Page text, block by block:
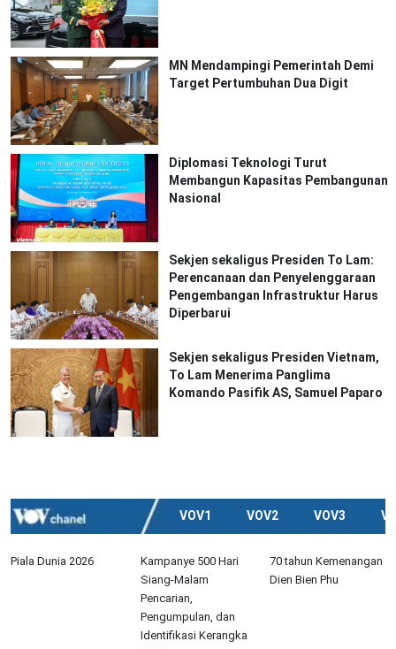
MN Mendampingi Pemerintah Demi
Target Pertumbuhan Dua Digit
Diplomasi Teknologi Turut
Membangun Kapasitas Pembangunan
Nasional
Sekjen sekaligus Presiden To Lam:
Perencanaan dan Penyelenggaraan
Pengembangan Infrastruktur Harus
Diperbarui
Sekjen sekaligus Presiden Vietnam,
To Lam Menerima Panglima
Komando Pasifik AS, Samuel Paparo
VOV1 VOV2 VOV3
Piala Dunia 2026
Kampanye 500 Hari
Siang-Malam
Pencarian,
Pengumpulan, dan
Identifikasi Kerangka
70 tahun Kemenangan
Dien Bien Phu